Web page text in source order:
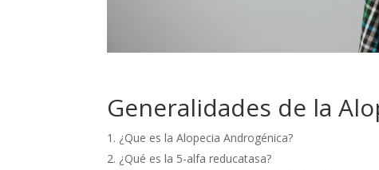
Generalidades de la
¿Que es la Alopecia Androgénica?
¿Qué es la 5-alfa reducatasa?